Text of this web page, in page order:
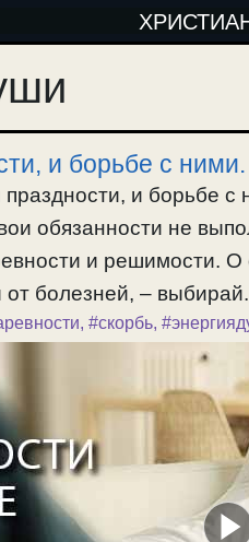
и борьбе с
и борьбе с
обязанности не
и решимости.
болезней, –
, #скорбь,